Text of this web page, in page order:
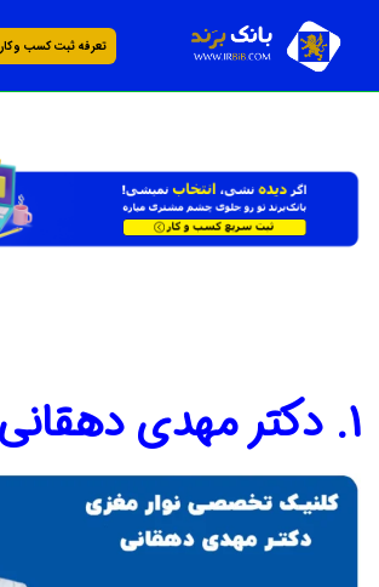
تعرفه ثبت کسب و کار
1. دکتر مهدی دهقانی